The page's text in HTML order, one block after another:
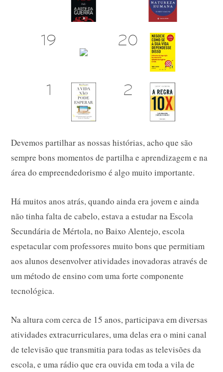
Devemos partilhar as nossas histórias, acho que são
sempre bons momentos de partilha e aprendizagem e na
área do empreendedorismo é algo muito importante.
Há muitos anos atrás, quando ainda era jovem e ainda
não tinha falta de cabelo, estava a estudar na Escola
Secundária de Mértola, no Baixo Alentejo, escola
espetacular com professores muito bons que permitiam
aos alunos desenvolver atividades inovadoras através de
um método de ensino com uma forte componente
tecnológica.
Na altura com cerca de 15 anos, participava em diversas
atividades extracurriculares, uma delas era o mini canal
de televisão que transmitia para todas as televisões da
escola, e uma rádio que era ouvida em toda a vila de